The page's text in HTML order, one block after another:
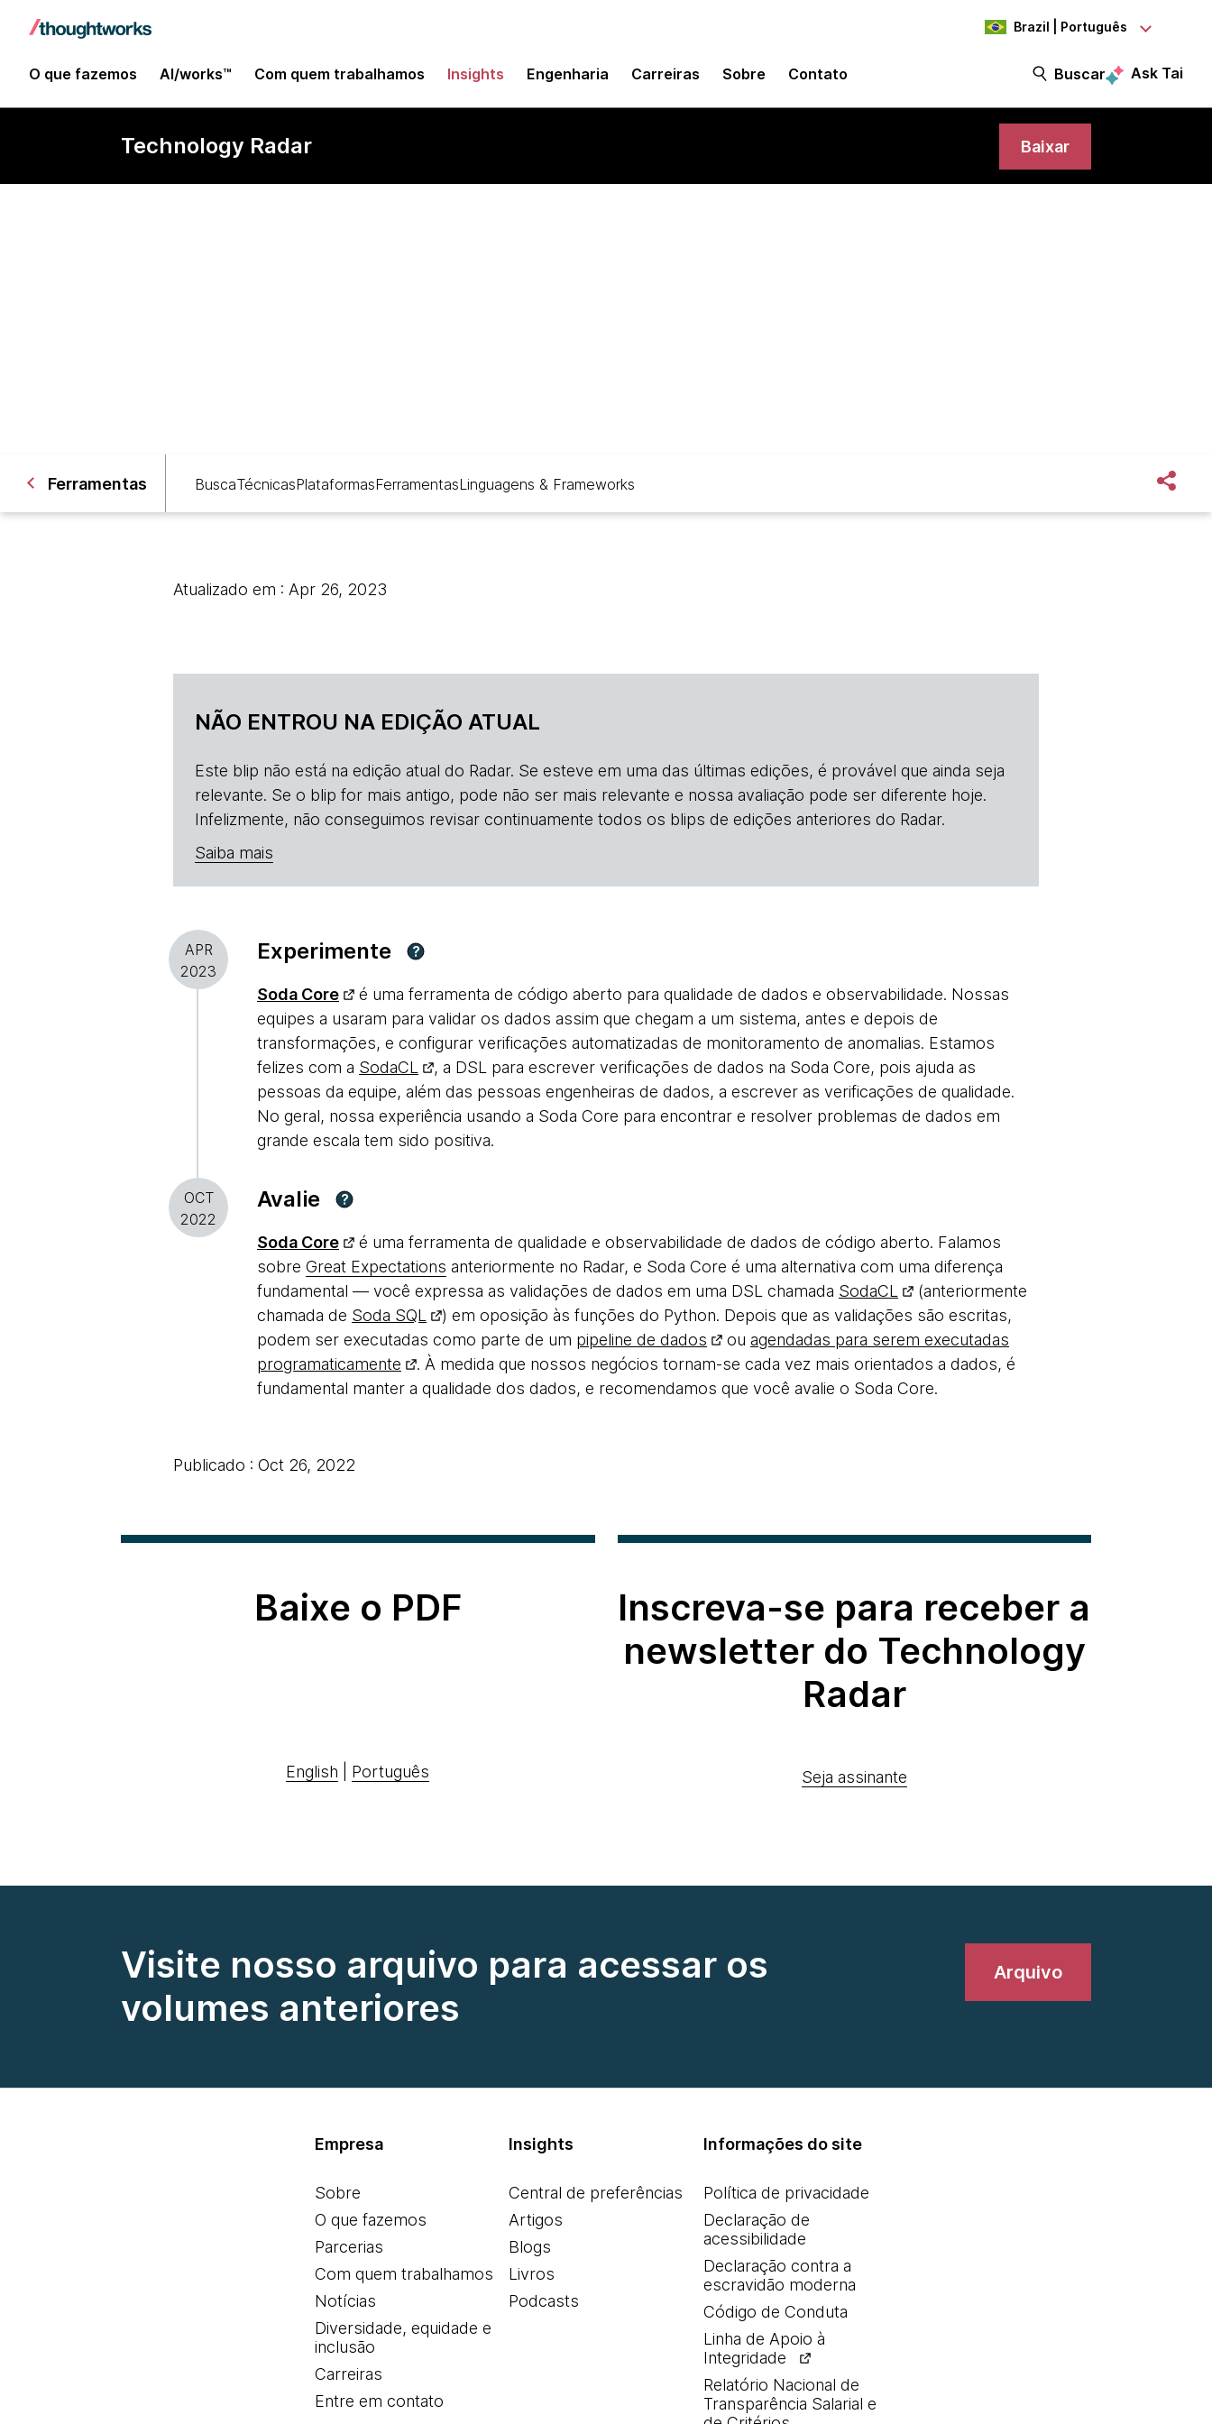
Brazil | Português
O que fazemos AI/works™ Com quem trabalhamos Insights Engenharia Carreiras Sobre Contato Buscar Ask Tai
Technology Radar Baixar
Ferramentas BuscaTécnicasPlataformasFerramentasLinguagens & Frameworks
Atualizado em : Apr 26, 2023
NÃO ENTROU NA EDIÇÃO ATUAL
Este blip não está na edição atual do Radar. Se esteve em uma das últimas edições, é provável que ainda seja
relevante. Se o blip for mais antigo, pode não ser mais relevante e nossa avaliação pode ser diferente hoje.
Infelizmente, não conseguimos revisar continuamente todos os blips de edições anteriores do Radar.
Saiba mais
APR
2023
Experimente ?
Soda Core
é uma ferramenta de código aberto para qualidade de dados e observabilidade. Nossas
equipes a usaram para validar os dados assim que chegam a um sistema, antes e depois de
transformações, e configurar verificações automatizadas de monitoramento de anomalias. Estamos
felizes com a SodaCL
, a DSL para escrever verificações de dados na Soda Core, pois ajuda as
pessoas da equipe, além das pessoas engenheiras de dados, a escrever as verificações de qualidade.
No geral, nossa experiência usando a Soda Core para encontrar e resolver problemas de dados em
grande escala tem sido positiva.
OCT
2022
Avalie ?
Soda Core
é uma ferramenta de qualidade e observabilidade de dados de código aberto. Falamos
sobre Great Expectations anteriormente no Radar, e Soda Core é uma alternativa com uma diferença
fundamental — você expressa as validações de dados em uma DSL chamada SodaCL
(anteriormente
chamada de Soda SQL
) em oposição às funções do Python. Depois que as validações são escritas,
podem ser executadas como parte de um pipeline de dados ou agendadas para serem executadas
programaticamente
. À medida que nossos negócios tornam-se cada vez mais orientados a dados, é
fundamental manter a qualidade dos dados, e recomendamos que você avalie o Soda Core.
Publicado : Oct 26, 2022
Baixe o PDF
English Português
Inscreva-se para receber a
newsletter do Technology
Radar
Seja assinante
Visite nosso arquivo para acessar os
volumes anteriores
Arquivo
Empresa
Sobre
O que fazemos
Parcerias
Com quem trabalhamos
Notícias
Diversidade, equidade e
inclusão
Carreiras
Entre em contato
Insights
Central de preferências
Artigos
Blogs
Livros
Podcasts
Informações do site
Política de privacidade
Declaração de
acessibilidade
Declaração contra a
escravidão moderna
Código de Conduta
Linha de Apoio à
Integridade
Relatório Nacional de
Transparência Salarial e